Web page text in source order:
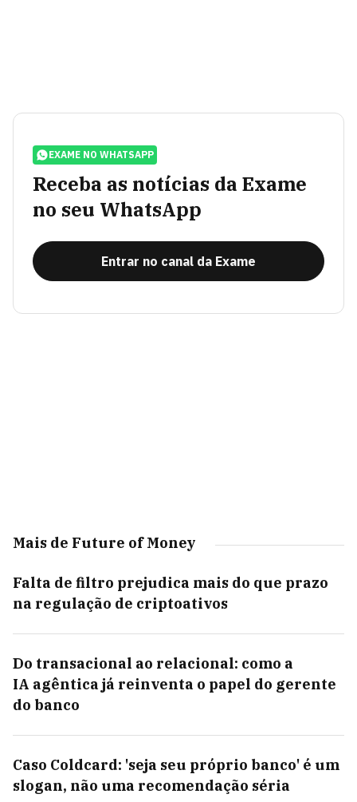
EXAME NO WHATSAPP
Receba as notícias da Exame
no seu WhatsApp
Entrar no canal da Exame
Mais de Future of Money
Falta de filtro prejudica mais do que prazo
na regulação de criptoativos
Do transacional ao relacional: como a
IA agêntica já reinventa o papel do gerente
do banco
Caso Coldcard: 'seja seu próprio banco' é um
slogan, não uma recomendação séria